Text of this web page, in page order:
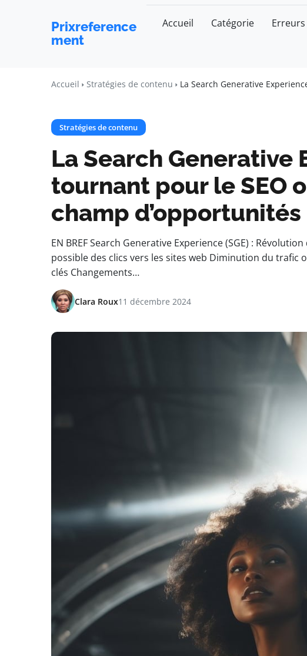
Prixreference
ment
Accueil Catégorie Erreurs
Accueil Stratégies de contenu La Search Generative
Stratégies de contenu
La Search Generative
tournant pour le SEO
champ d’opportunités
EN BREF Search Generative Experience (SGE) :
possible des clics vers les sites web Diminution du
clés Changements…
Clara Roux11 décembre 2024